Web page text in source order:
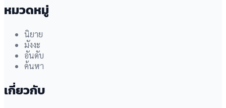
หมวดหมู่
นิยาย
มังงะ
อันดับ
ค้นหา
เกี่ยวกับ